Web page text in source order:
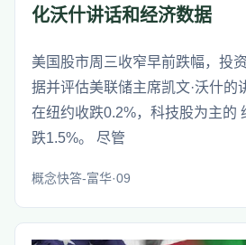
化沃什讲话和经济数据
美国股市周三收窄早前跌幅，投
据并评估美联储主席凯文·沃什的
在纽约收跌0.2%，科技股为主的
跌1.5%。 尽管
概念快答-富华·09